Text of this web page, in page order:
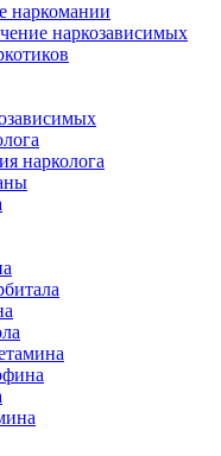
наркомании
наркозависимых
нарколога